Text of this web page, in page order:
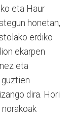
eta Haur
honetan,
erdiko
ekarpen
eta
dira. Hori